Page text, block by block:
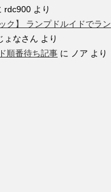
rdc900 より
ク】 ランプドルイドでラン
ょなさん より
順番待ち記事 に ノア より